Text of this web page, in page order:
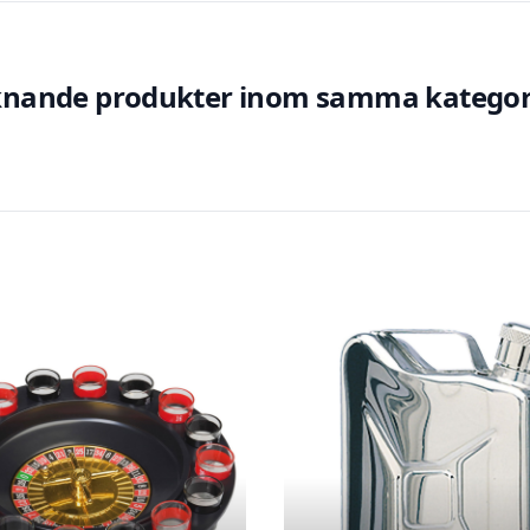
produkter inom samma